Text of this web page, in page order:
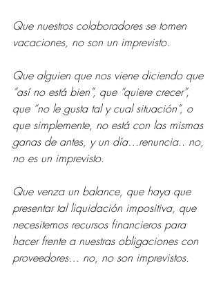
Que nuestros colaboradores se tomen
vacaciones, no son un imprevisto.
Que alguien que nos viene diciendo que
“así no está bien”, que “quiere crecer”,
que “no le gusta tal y cual situación”, o
que simplemente, no está con las mismas
ganas de antes, y un día…renuncia.. no,
no es un imprevisto.
Que venza un balance, que haya que
presentar tal liquidación impositiva, que
necesitemos recursos financieros para
hacer frente a nuestras obligaciones con
proveedores… no, no son imprevistos.